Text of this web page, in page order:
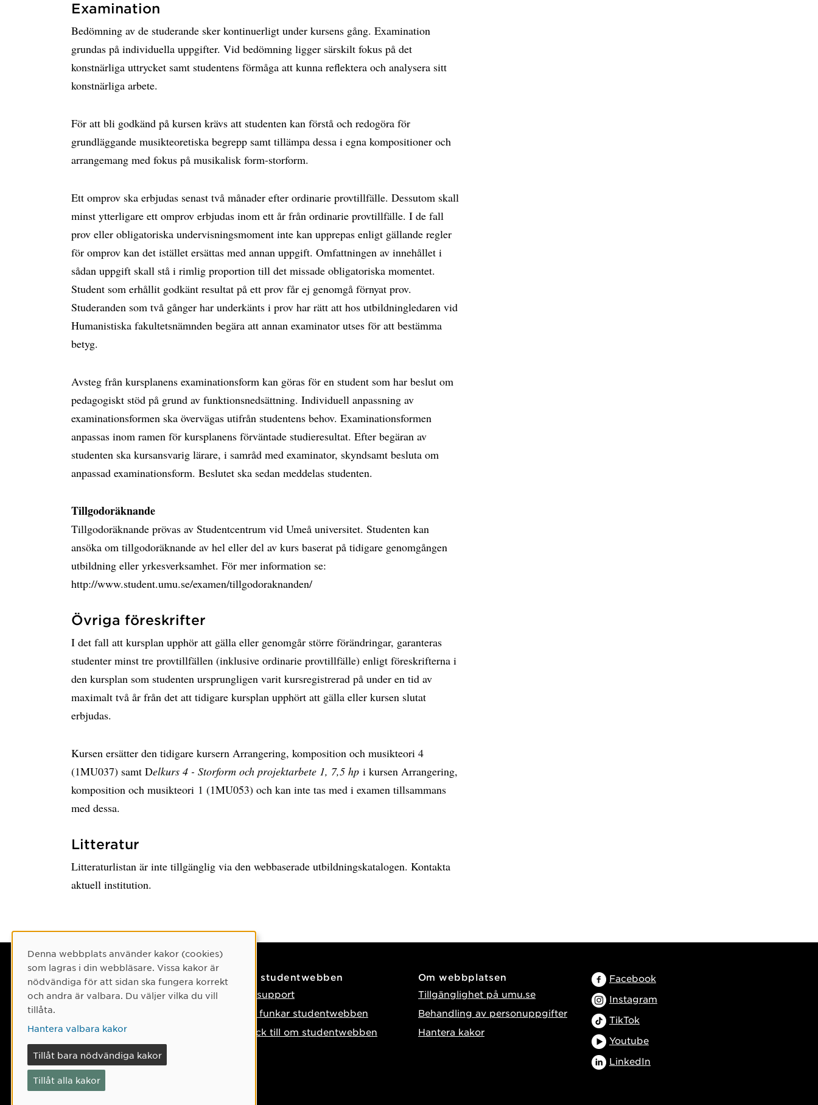
Examination
Bedömning av de studerande sker kontinuerligt under kursens gång. Examination
grundas på individuella uppgifter. Vid bedömning ligger särskilt fokus på det
konstnärliga uttrycket samt studentens förmåga att kunna reflektera och analysera sitt
konstnärliga arbete.
För att bli godkänd på kursen krävs att studenten kan förstå och redogöra för
grundläggande musikteoretiska begrepp samt tillämpa dessa i egna kompositioner och
arrangemang med fokus på musikalisk form-storform.
Ett omprov ska erbjudas senast två månader efter ordinarie provtillfälle. Dessutom skall
minst ytterligare ett omprov erbjudas inom ett år från ordinarie provtillfälle. I de fall
prov eller obligatoriska undervisningsmoment inte kan upprepas enligt gällande regler
för omprov kan det istället ersättas med annan uppgift. Omfattningen av innehållet i
sådan uppgift skall stå i rimlig proportion till det missade obligatoriska momentet.
Student som erhållit godkänt resultat på ett prov får ej genomgå förnyat prov.
Studeranden som två gånger har underkänts i prov har rätt att hos utbildningledaren vid
Humanistiska fakultetsnämnden begära att annan examinator utses för att bestämma
betyg.
Avsteg från kursplanens examinationsform kan göras för en student som har beslut om
pedagogiskt stöd på grund av funktionsnedsättning. Individuell anpassning av
examinationsformen ska övervägas utifrån studentens behov. Examinationsformen
anpassas inom ramen för kursplanens förväntade studieresultat. Efter begäran av
studenten ska kursansvarig lärare, i samråd med examinator, skyndsamt besluta om
anpassad examinationsform. Beslutet ska sedan meddelas studenten.
Tillgodoräknande
Tillgodoräknande prövas av Studentcentrum vid Umeå universitet. Studenten kan
ansöka om tillgodoräknande av hel eller del av kurs baserat på tidigare genomgången
utbildning eller yrkesverksamhet. För mer information se:
http://www.student.umu.se/examen/tillgodoraknanden/
Övriga föreskrifter
I det fall att kursplan upphör att gälla eller genomgår större förändringar, garanteras
studenter minst tre provtillfällen (inklusive ordinarie provtillfälle) enligt föreskrifterna i
den kursplan som studenten ursprungligen varit kursregistrerad på under en tid av
maximalt två år från det att tidigare kursplan upphört att gälla eller kursen slutat
erbjudas.
Kursen ersätter den tidigare kursern Arrangering, komposition och musikteori 4
(1MU037) samt Delkurs 4 - Storform och projektarbete 1, 7,5 hp i kursen Arrangering,
komposition och musikteori 1 (1MU053) och kan inte tas med i examen tillsammans
med dessa.
Litteratur
Litteraturlistan är inte tillgänglig via den webbaserade utbildningskatalogen. Kontakta
aktuell institution.
Kontaktuppgifter
Kontakta oss
Hitta till oss
Om något händer
På studentwebben
IT-support
Så funkar studentwebben
Tyck till om studentwebben
Om webbplatsen
Tillgänglighet på umu.se
Behandling av personuppgifter
Hantera kakor
Facebook
Instagram
TikTok
Youtube
LinkedIn
Cookie-samtycke
Denna webbplats använder kakor (cookies)
som lagras i din webbläsare. Vissa kakor är
nödvändiga för att sidan ska fungera korrekt
och andra är valbara. Du väljer vilka du vill
tillåta.
Hantera valbara kakor
Tillåt bara nödvändiga kakor
Tillåt alla kakor